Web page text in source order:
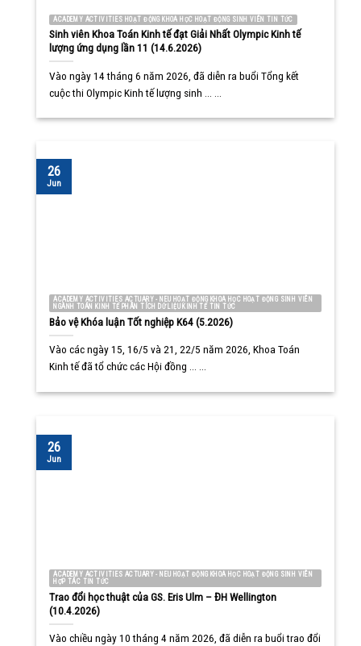
ACADEMY ACTIVITIES HOẠT ĐỘNG KHOA HỌC HOẠT ĐỘNG SINH VIÊN TIN TỨC
Sinh viên Khoa Toán Kinh tế đạt Giải Nhất Olympic Kinh tế
lượng ứng dụng lần 11 (14.6.2026)
Vào ngày 14 tháng 6 năm 2026, đã diễn ra buổi Tổng kết
cuộc thi Olympic Kinh tế lượng sinh ... ...
ACADEMY ACTIVITIES ACTUARY - NEU HOẠT ĐỘNG KHOA HỌC HOẠT ĐỘNG SINH VIÊN
NGÀNH TOÁN KINH TẾ PHÂN TÍCH DỮ LIỆU KINH TẾ TIN TỨC
Bảo vệ Khóa luận Tốt nghiệp K64 (5.2026)
Vào các ngày 15, 16/5 và 21, 22/5 năm 2026, Khoa Toán
Kinh tế đã tổ chức các Hội đồng ... ...
26
Jun
ACADEMY ACTIVITIES ACTUARY - NEU HOẠT ĐỘNG KHOA HỌC HOẠT ĐỘNG SINH VIÊN
HỢP TÁC TIN TỨC
Trao đổi học thuật của GS. Eris Ulm – ĐH Wellington
(10.4.2026)
Vào chiều ngày 10 tháng 4 năm 2026, đã diễn ra buổi trao đổi
26
Jun